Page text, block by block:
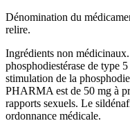
Dénomination du
relire.
Ingrédients non
phosphodiestérase de type
stimulation de la
PHARMA est de 50 mg à
rapports sexuels. Le
ordonnance médicale.